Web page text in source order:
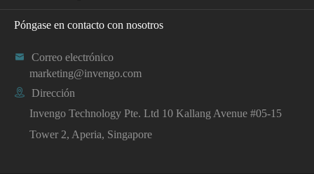
Póngase en contacto con nosotros

Correo electrónico
marketing@invengo.com

Dirección
Invengo Technology Pte. Ltd 10 Kallang Avenue #05-15
Tower 2, Aperia, Singapore